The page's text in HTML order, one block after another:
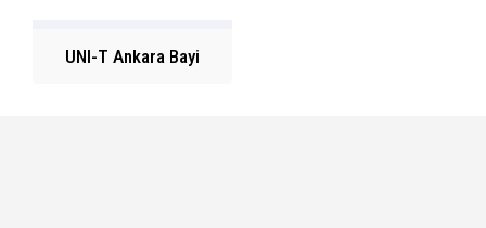
UNI-T Ankara Bayi